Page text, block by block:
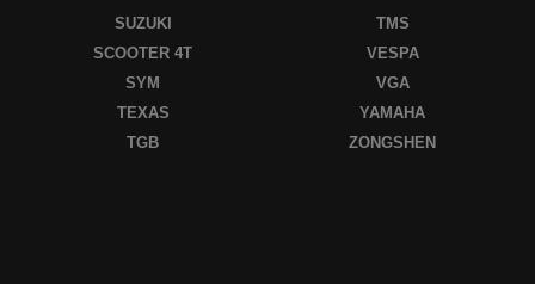
SUZUKI
SCOOTER 4T
SYM
TEXAS
TGB
TMS
VESPA
VGA
YAMAHA
ZONGSHEN